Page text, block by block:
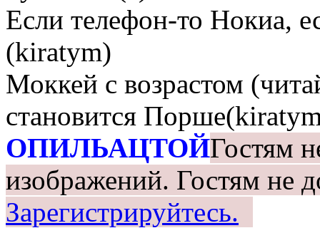
Если телефон-то Нокиа,
(kiratym)
Моккей с возрастом
становится
ОПИЛЬАЦТОЙГостям
изображений. Гостям не
Зарегистрируйтесь.